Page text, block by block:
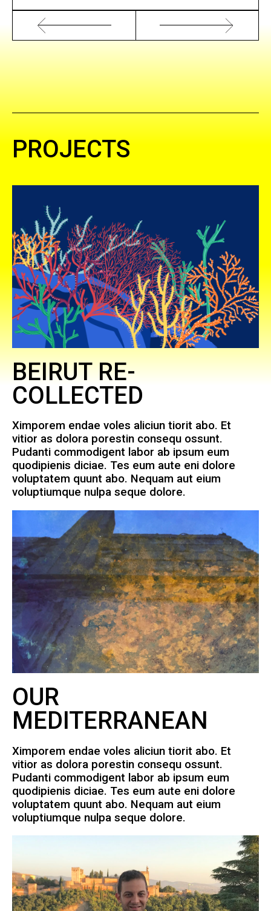
PROJECTS
BEIRUT RE-
COLLECTED
Ximporem endae voles aliciun tiorit abo. Et
vitior as dolora porestin consequ ossunt.
Pudanti commodigent labor ab ipsum eum
quodipienis diciae. Tes eum aute eni dolore
voluptatem quunt abo. Nequam aut eium
voluptiumque nulpa seque dolore.
OUR
MEDITERRANEAN
Ximporem endae voles aliciun tiorit abo. Et
vitior as dolora porestin consequ ossunt.
Pudanti commodigent labor ab ipsum eum
quodipienis diciae. Tes eum aute eni dolore
voluptatem quunt abo. Nequam aut eium
voluptiumque nulpa seque dolore.